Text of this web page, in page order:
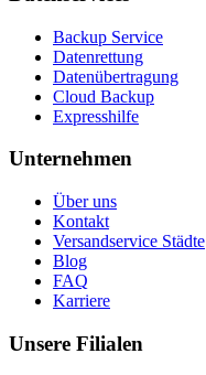
Backup Service
Datenrettung
Datenübertragung
Cloud Backup
Expresshilfe
Unternehmen
Über uns
Kontakt
Versandservice Städte
Blog
FAQ
Karriere
Unsere Filialen